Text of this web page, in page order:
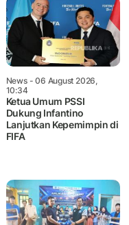
News- 06 August 2026,
10:34
Ketua Umum PSSI
Dukung Infantino
Lanjutkan Kepemimpin di
FIFA